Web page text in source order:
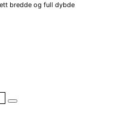
bredde og full dybde